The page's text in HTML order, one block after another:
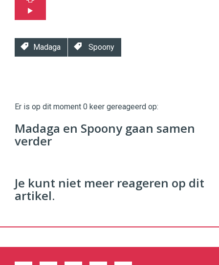
Madaga Spoony
|
Digital
Commercehttps://twinklemagazine.nl
9654
Er is op dit moment 0 keer gereageerd op:
Madaga en Spoony gaan samen
verder
Je kunt niet meer reageren op dit
artikel.